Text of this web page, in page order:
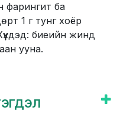
фарингит ба
1 г тунг хоёр
биеийн жинд
ууна.